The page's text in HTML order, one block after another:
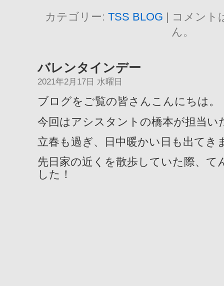
カテゴリー: TSS BLOG | コメント
ん。
バレンタインデー
2021年2月17日 水曜日
ブログをご覧の皆さんこんにちは。
今回はアシスタントの橋本が担当い
立春も過ぎ、日中暖かい日も出てき
先日家の近くを散歩していた際、て
した！